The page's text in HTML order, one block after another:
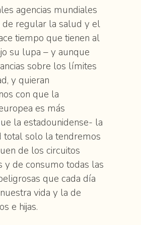
agencias mundiales
de regular la salud y el
tiempo que tienen al
su lupa – y aunque
sobre los límites
y quieran
con que la
es más
la estadounidense- la
total solo la tendremos
de los circuitos
y de consumo todas las
que cada día
vida y la de
e hijas.